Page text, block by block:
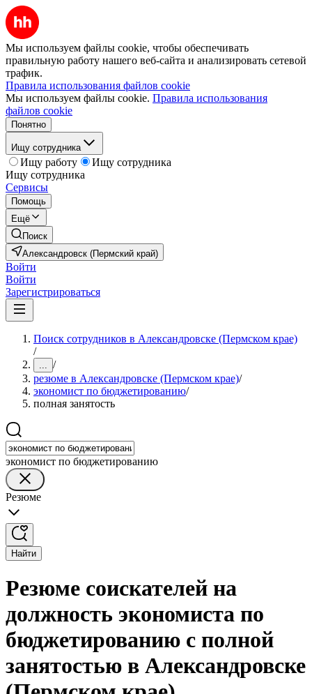
Мы используем файлы cookie, чтобы обеспечивать
правильную работу нашего веб-сайта и анализировать сетевой
трафик.
Правила использования файлов cookie
Мы используем файлы cookie. Правила использования
файлов cookie
Понятно
Ищу сотрудника
Ищу работу
Ищу сотрудника
Ищу сотрудника
Сервисы
Помощь
Ещё
Поиск
Александровск (Пермский край)
Войти
Войти
Зарегистрироваться
Поиск сотрудников в Александровске (Пермском крае)
/
... /
резюме в Александровске (Пермском крае)/
экономист по бюджетированию/
полная занятость
экономист по бюджетированию
Резюме
Найти
Резюме соискателей на
должность экономиста по
бюджетированию с полной
занятостью в Александровске